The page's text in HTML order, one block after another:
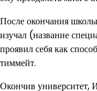
После окончания
изучал (название
проявил себя как
тиммейт.
Окончив университет,